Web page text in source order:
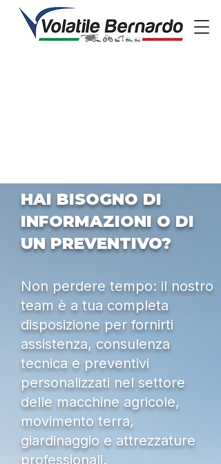
HAI BISOGNO DI
INFORMAZIONI O DI
UN PREVENTIVO?
Non perdere tempo: il nostro
team è a tua completa
disposizione per fornirti
assistenza, consulenza
tecnica e preventivi
personalizzati nel settore
delle macchine agricole,
movimento terra,
giardinaggio e attrezzature
professionali.